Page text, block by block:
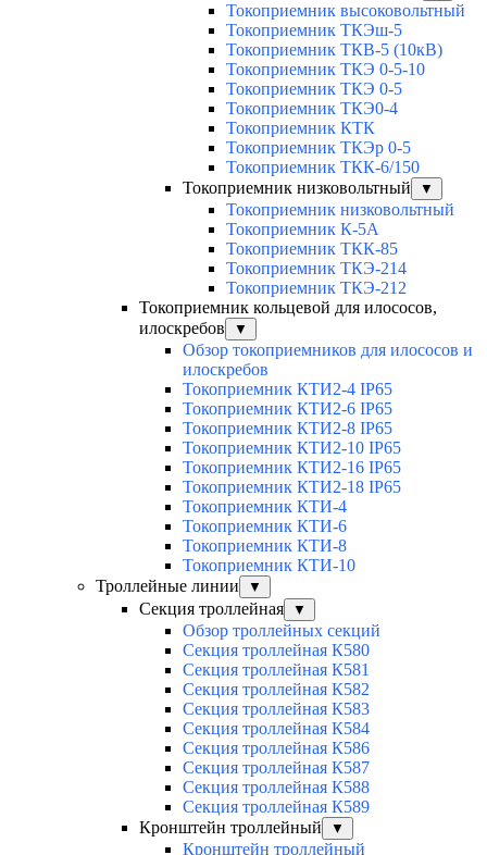
Токоприемник высоковольтный
Токоприемник ТКЭш-5
Токоприемник ТКВ-5 (10кВ)
Токоприемник ТКЭ 0-5-10
Токоприемник ТКЭ 0-5
Токоприемник ТКЭ0-4
Токоприемник КТК
Токоприемник ТКЭр 0-5
Токоприемник ТКК-6/150
Токоприемник низковольтный
▼
Токоприемник низковольтный
Токоприемник К-5А
Токоприемник ТКК-85
Токоприемник ТКЭ-214
Токоприемник ТКЭ-212
Токоприемник кольцевой для илососов,
илоскребов
▼
Обзор токоприемников для илососов и
илоскребов
Токоприемник КТИ2-4 IP65
Токоприемник КТИ2-6 IP65
Токоприемник КТИ2-8 IP65
Токоприемник КТИ2-10 IP65
Токоприемник КТИ2-16 IP65
Токоприемник КТИ2-18 IP65
Токоприемник КТИ-4
Токоприемник КТИ-6
Токоприемник КТИ-8
Токоприемник КТИ-10
Троллейные линии
▼
Секция троллейная ▼
Обзор троллейных секций
Секция троллейная К580
Секция троллейная К581
Секция троллейная К582
Секция троллейная К583
Секция троллейная К584
Секция троллейная К586
Секция троллейная К587
Секция троллейная К588
Секция троллейная К589
Кронштейн троллейный
▼
Кронштейн троллейный